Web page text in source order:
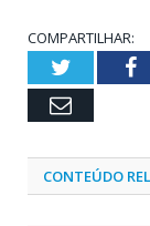
COMPARTILHAR:
Twitter
Email
CONTEÚDO